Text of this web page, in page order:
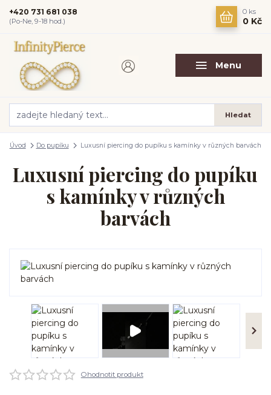
Menu
Hledat
+420 731 681 038
(Po-Ne, 9-18 hod.)
0 ks
0 Kč
Úvod Do pupíku Luxusní piercing do pupíku s kamínky v různých barvách
Luxusní piercing do pupíku
s kamínky v různých
barvách
Ohodnotit produkt